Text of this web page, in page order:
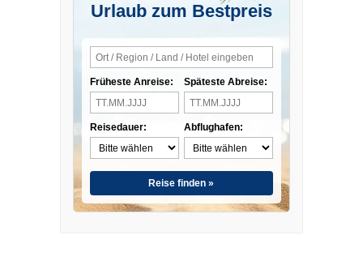
Urlaub zum Bestpreis
Früheste Anreise:
Reisedauer:
Späteste Abreise:
Abflughafen:
Reise finden »